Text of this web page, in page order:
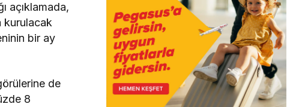
açıklamada,
kurulacak
bir ay
de
8